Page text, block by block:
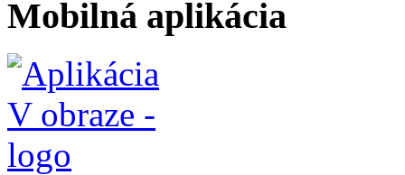
Mobilná aplikácia